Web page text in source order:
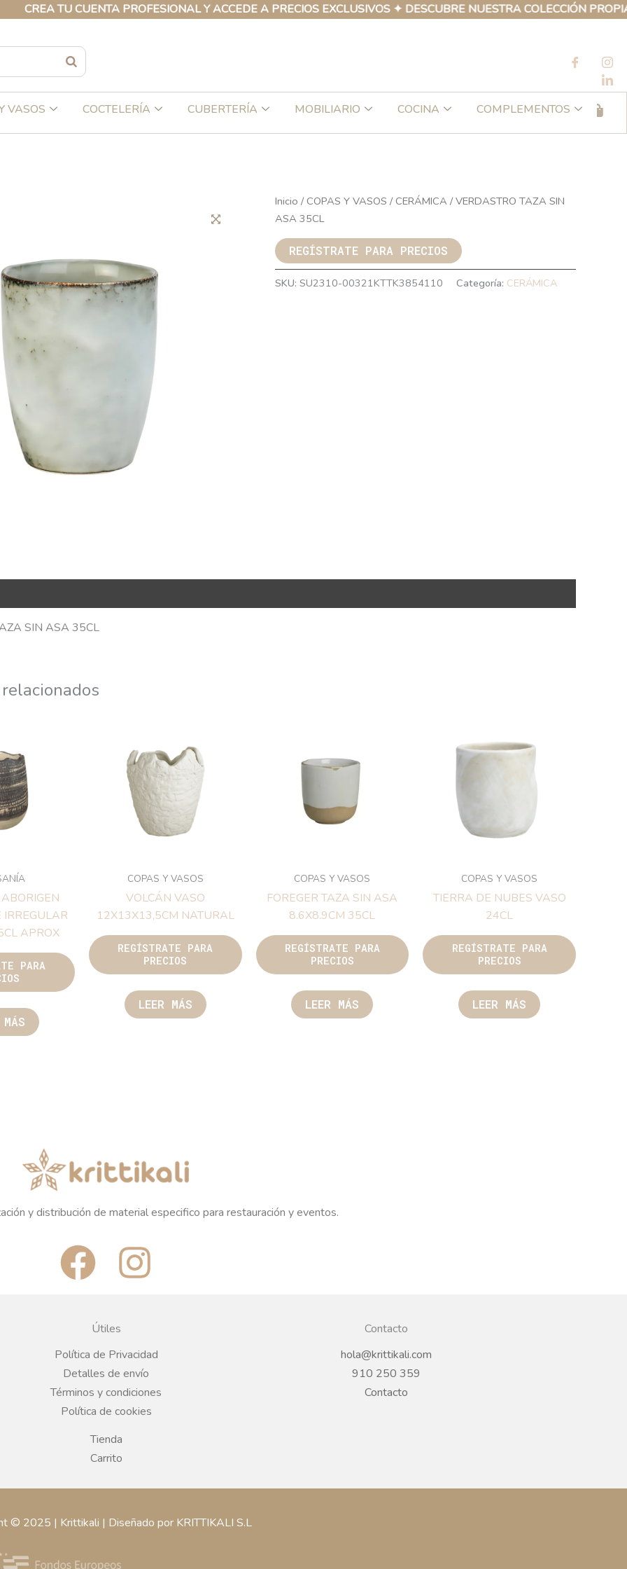
TU CUENTA PROFESIONAL Y ACCEDE A PRECIOS EXCLUSIVOS ✦ DESCUBRE NUESTRA COLECCIÓN PROPIA DE
VASOS COCTELERÍA CUBERTERÍA MOBILIARIO COCINA
COMPLEMENTOS
Inicio / COPAS Y VASOS / CERÁMICA / VERDASTRO TAZA SIN
ASA 35CL
REGÍSTRATE PARA PRECIOS
SKU: SU2310-00321KTTK3854110 Categoría: CERÁMICA
SIN ASA 35CL
APROX
PARA
COPAS Y VASOS
VOLCÁN VASO
12X13X13,5CM NATURAL
REGÍSTRATE PARA
PRECIOS
LEER MÁS
COPAS Y VASOS
FOREGER TAZA SIN ASA
8.6X8.9CM 35CL
REGÍSTRATE PARA
PRECIOS
LEER MÁS
COPAS Y VASOS
TIERRA DE NUBES VASO
24CL
REGÍSTRATE PARA
PRECIOS
LEER MÁS
y distribución de material especifico para restauración y eventos.
F
a
c
e
b
o
o
k
I
n
t
a
a
m
Útiles
Política de Privacidad
Detalles de envío
Términos y condiciones
Política de cookies
Tienda
Carrito
Contacto
hola@krittikali.com
910 250 359
Contacto
© 2025 | Krittikali | Diseñado por KRITTIKALI S.L